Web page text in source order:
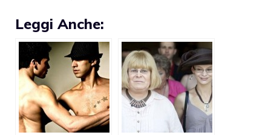
Leggi Anche: